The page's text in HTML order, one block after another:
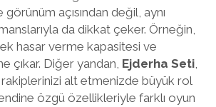
açısından değil, aynı
da dikkat çeker. Örneğin,
hasar verme kapasitesi ve
çıkar. Diğer yandan, Ejderha Seti,
ile rakiplerinizi alt etmenizde büyük rol
özgü özellikleriyle farklı oyun